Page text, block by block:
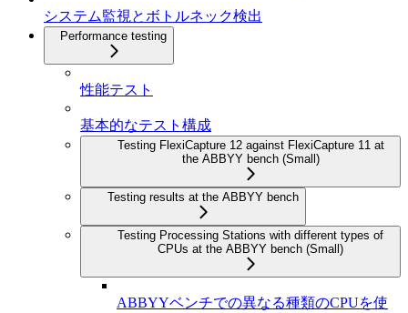
システム監視とボトルネック検出
Performance testing
性能テスト
基本的なテスト構成
Testing FlexiCapture 12 against FlexiCapture 11 at
the ABBYY bench (Small)
Testing results at the ABBYY bench
Testing Processing Stations with different types of
CPUs at the ABBYY bench (Small)
ABBYYベンチでの異なる種類のCPUを使